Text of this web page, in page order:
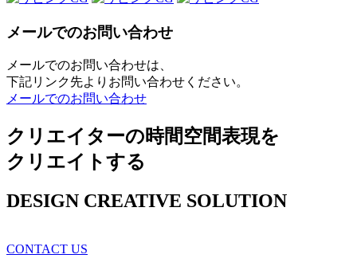
メールでのお問い合わせ
メールでのお問い合わせは、
下記リンク先よりお問い合わせください。
メールでのお問い合わせ
クリエイターの時間空間表現を
クリエイトする
DESIGN CREATIVE SOLUTION
CONTACT US